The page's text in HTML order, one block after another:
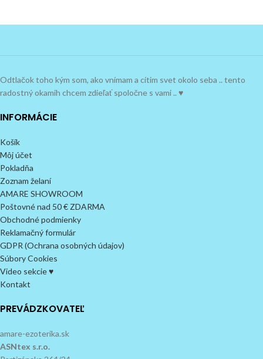
Odtlačok toho kým som, ako vnímam a cítim svet okolo seba .. tento
radostný okamih chcem zdieľať spoločne s vami .. ♥
INFORMÁCIE
Košík
Môj účet
Pokladňa
Zoznam želaní
AMARE SHOWROOM
Poštovné nad 50 € ZDARMA
Obchodné podmienky
Reklamačný formulár
GDPR (Ochrana osobných údajov)
Súbory Cookies
Video sekcie ♥
Kontakt
PREVÁDZKOVATEĽ
amare-ezoterika.sk
ASNtex s.r.o.